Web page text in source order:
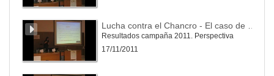
Resultados campaña 2011. Perspectiva
17/11/2011